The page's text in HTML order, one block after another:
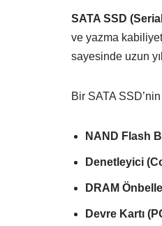
SATA SSD
ve yazma
sayesinde uzun
Bir SATA
NAND Flash
Denetleyici
DRAM
Devre Kartı